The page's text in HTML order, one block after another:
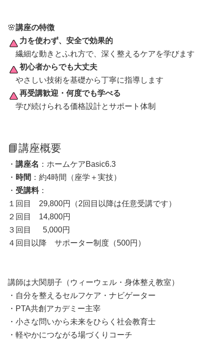
🌸講座の特徴
力を使わず、安全で効果的
繊細な動きとふれ方で、深く整えるケアを学びます
初心者からでも大丈夫
やさしい技術を基礎から丁寧に指導します
再受講歓迎・何度でも学べる
学び続けられる価格設計とサポート体制
📘講座概要
・ 講座名 ：ホームケアBasic6.3
・ 時間 ：約4時間（座学＋実技）
・ 受講料：
１回目 29,800円（2回目以降は任意受講です）
２回目 14,800円
３回目 5,000円
４回目以降 サポーター制度（500円）
講師は大関朋子（ウィーウェル・身体整え教室）
・自分を整えるセルフケア・ナビゲーター
・PTA共創アカデミー主宰
・小さな問いから未来をひらく社会教育士
・軽やかにつながる場づくりコーチ